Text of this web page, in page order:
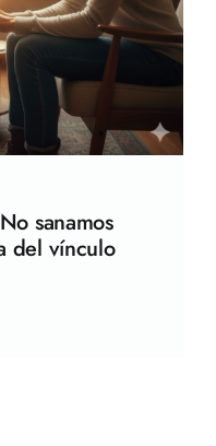
sanamos
del vínculo